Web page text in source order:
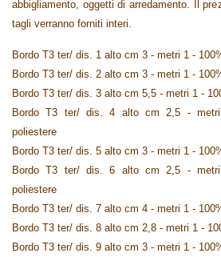
abbigliamento, oggetti di arredamento. Il
tagli verranno forniti interi.
Bordo T3 ter/ dis. 1 alto cm 3 - metri 1 -
Bordo T3 ter/ dis. 2 alto cm 3 - metri 1 -
Bordo T3 ter/ dis. 3 alto cm 5,5 - metri 1 -
Bordo T3 ter/ dis. 4 alto cm 2,5 -
poliestere
Bordo T3 ter/ dis. 5 alto cm 3 - metri 1 -
Bordo T3 ter/ dis. 6 alto cm 2,5 -
poliestere
Bordo T3 ter/ dis. 7 alto cm 4 - metri 1 -
Bordo T3 ter/ dis. 8 alto cm 2,8 - metri 1 -
Bordo T3 ter/ dis. 9 alto cm 3 - metri 1 -